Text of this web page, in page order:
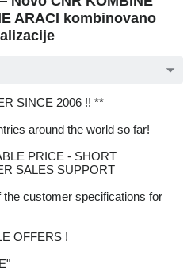
ARACI kombinovano
SINCE 2006 !! **
around the world so far!
PRICE - SHORT
SALES SUPPORT
customer specifications for
OFFERS !